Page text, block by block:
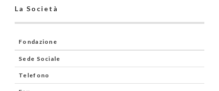
La Società
Fondazione
Sede Sociale
Telefono